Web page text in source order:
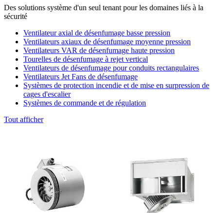
Des solutions système d'un seul tenant pour les domaines liés à la
sécurité
Ventilateur axial de désenfumage basse pression
Ventilateurs axiaux de désenfumage moyenne pression
Ventilateurs VAR de désenfumage haute pression
Tourelles de désenfumage à rejet vertical
Ventilateurs de désenfumage pour conduits rectangulaires
Ventilateurs Jet Fans de désenfumage
Systèmes de protection incendie et de mise en surpression de
cages d'escalier
Systèmes de commande et de régulation
Tout afficher